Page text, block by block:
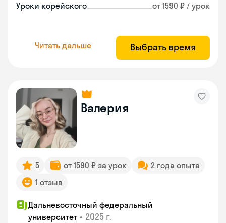
Уроки корейского от 1590 ₽ / урок
Читать дальше Выбрать время
Валерия
5 от 1590 ₽ за урок
2 года опыта
1 отзыв
Дальневосточный федеральный
университет • 2025 г.